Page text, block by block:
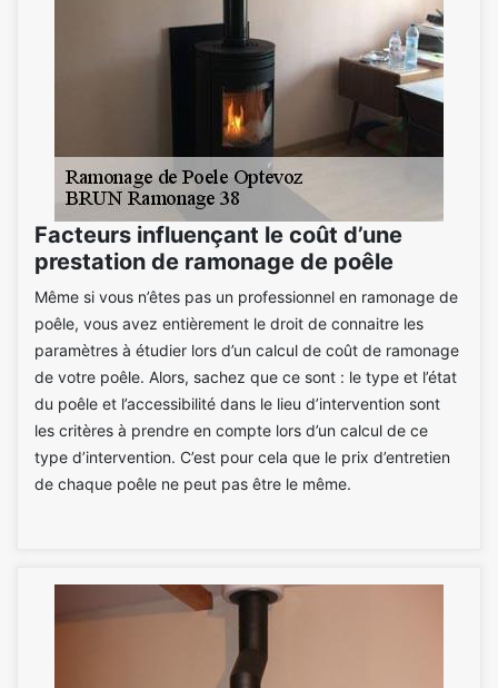
Facteurs influençant le coût d’une
prestation de ramonage de poêle
Même si vous n’êtes pas un professionnel en ramonage de
poêle, vous avez entièrement le droit de connaitre les
paramètres à étudier lors d’un calcul de coût de ramonage
de votre poêle. Alors, sachez que ce sont : le type et l’état
du poêle et l’accessibilité dans le lieu d’intervention sont
les critères à prendre en compte lors d’un calcul de ce
type d’intervention. C’est pour cela que le prix d’entretien
de chaque poêle ne peut pas être le même.